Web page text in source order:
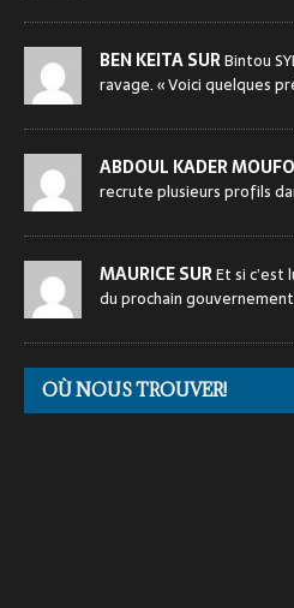
BEN KEITA SURBintou
ravage. « Voici quelques
ABDOUL KADER
recrute plusieurs profils
MAURICE SUREt si
du prochain
OÙ NOUS TROUVER!